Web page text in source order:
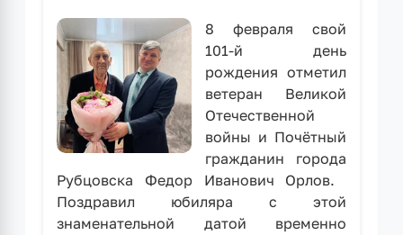
8 февраля свой
101-й день
рождения отметил
ветеран Великой
Отечественной
войны и Почётный
гражданин города
Рубцовска Федор Иванович Орлов. ⁣
Поздравил юбиляра с этой
знаменательной датой временно